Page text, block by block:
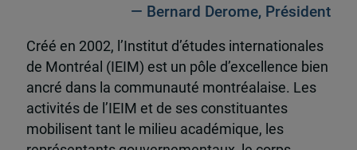
— Bernard Derome, Président
Créé en 2002, l’Institut d’études internationales
de Montréal (IEIM) est un pôle d’excellence bien
ancré dans la communauté montréalaise. Les
activités de l’IEIM et de ses constituantes
mobilisent tant le milieu académique, les